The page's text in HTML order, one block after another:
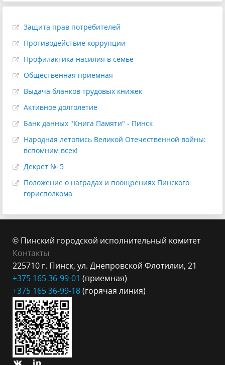
Защита прав потребителей
Противодействие коррупции
Профилактика насилия в семье
Общественная приемная
Выдача бланков трудовых книжек
Активное долголетие
Банк данных "Книга Памяти" - Пинск
Народная летопись Великой Отечественной войны:
вспомним всех!
Декрет № 5
Положение о наградах и поощрениях Пинского
горисполкома
© Пинский городской исполнительный комитет
Контакты
225710 г. Пинск, ул. Днепровской Флотилии, 21
+375 165 36-99-01 (приемная)
+375 165 36-99-18(горячая линия)